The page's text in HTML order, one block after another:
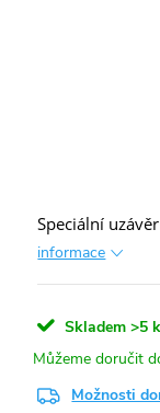
Speciální
informace
Skladem >5
Možnosti